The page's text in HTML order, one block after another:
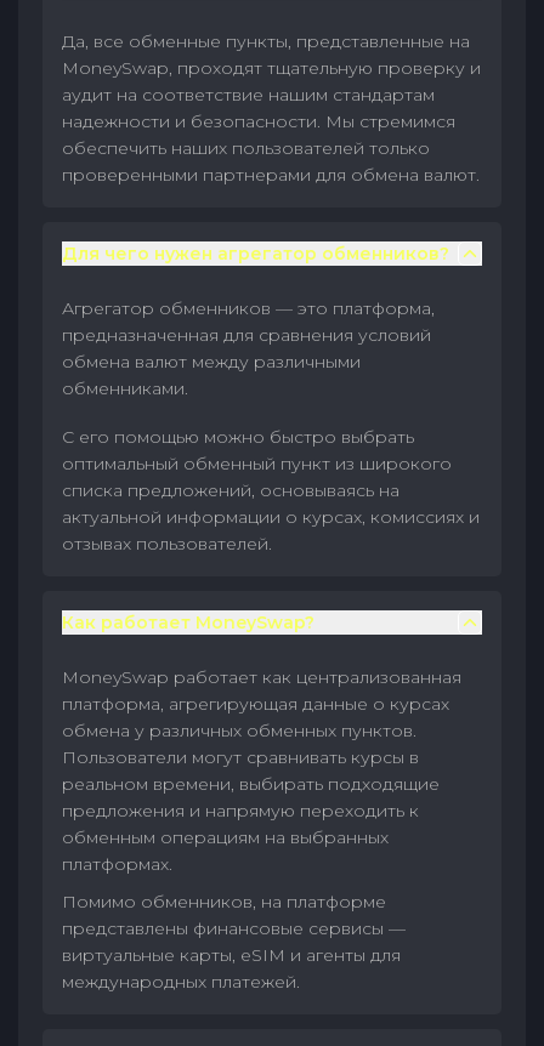
Да, все обменные пункты, представленные на
MoneySwap, проходят тщательную проверку и
аудит на соответствие нашим стандартам
надежности и безопасности. Мы стремимся
обеспечить наших пользователей только
проверенными партнерами для обмена валют.
Для чего нужен агрегатор обменников?
Агрегатор обменников — это платформа,
предназначенная для сравнения условий
обмена валют между различными
обменниками.
С его помощью можно быстро выбрать
оптимальный обменный пункт из широкого
списка предложений, основываясь на
актуальной информации о курсах, комиссиях и
отзывах пользователей.
Как работает MoneySwap?
MoneySwap работает как централизованная
платформа, агрегирующая данные о курсах
обмена у различных обменных пунктов.
Пользователи могут сравнивать курсы в
реальном времени, выбирать подходящие
предложения и напрямую переходить к
обменным операциям на выбранных
платформах.
Помимо обменников, на платформе
представлены финансовые сервисы —
виртуальные карты, eSIM и агенты для
международных платежей.